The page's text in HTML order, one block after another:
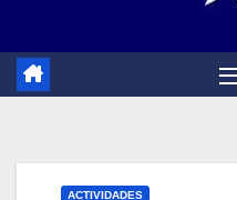
ACTIVIDADES